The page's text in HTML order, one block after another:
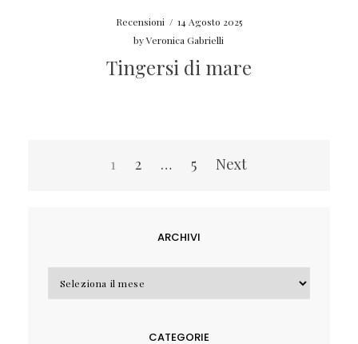
Recensioni / 14 Agosto 2025
byVeronica Gabrielli
Tingersi di mare
Navigazione
1 2 … 5 Next
ARCHIVI
CATEGORIE